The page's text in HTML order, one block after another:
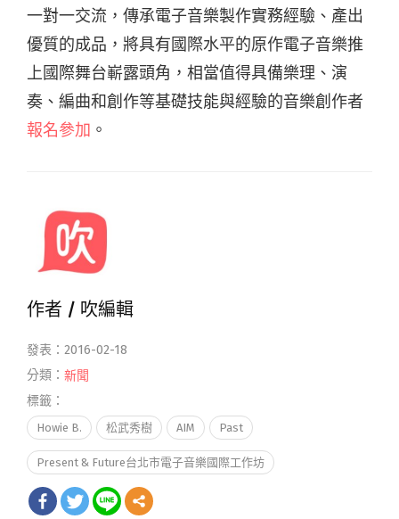
一對一交流，傳承電子音樂製作實務經驗、產出
優質的成品，將具有國際水平的原作電子音樂推
上國際舞台嶄露頭角，相當值得具備樂理、演
奏、編曲和創作等基礎技能與經驗的音樂創作者
報名參加 。
作者 / 吹編輯
發表：2016-02-18
分類： 新聞
標籤：
Howie B. 松武秀樹 AIM Past
Present & Future台北市電子音樂國際工作坊